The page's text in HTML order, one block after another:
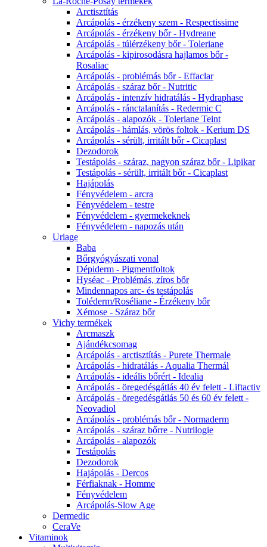
Arctisztítás
Arcápolás - érzékeny szem - Respectissime
Arcápolás - érzékeny bőr - Hydreane
Arcápolás - túlérzékeny bőr - Toleriane
Arcápolás - kipirosodásra hajlamos bőr -
Rosaliac
Arcápolás - problémás bőr - Effaclar
Arcápolás - száraz bőr - Nutritic
Arcápolás - intenzív hidratálás - Hydraphase
Arcápolás - ránctalanítás - Redermic C
Arcápolás - alapozók - Toleriane Teint
Arcápolás - hámlás, vörös foltok - Kerium DS
Arcápolás - sérült, irritált bőr - Cicaplast
Dezodorok
Testápolás - száraz, nagyon száraz bőr - Lipikar
Testápolás - sérült, irritált bőr - Cicaplast
Hajápolás
Fényvédelem - arcra
Fényvédelem - testre
Fényvédelem - gyermekeknek
Fényvédelem - napozás után
Uriage
Baba
Bőrgyógyászati vonal
Dépiderm - Pigmentfoltok
Hyséac - Problémás, zíros bőr
Mindennapos arc- és testápolás
Toléderm/Roséliane - Érzékeny bőr
Xémose - Száraz bőr
Vichy termékek
Arcmaszk
Ajándékcsomag
Arcápolás - arctisztítás - Purete Thermale
Arcápolás - hidratálás - Aqualia Thermál
Arcápolás - ideális bőrért - Idealia
Arcápolás - öregedésgátlás 40 év felett - Liftactiv
Arcápolás - öregedésgátlás 50 és 60 év felett -
Neovadiol
Arcápolás - problémás bőr - Normaderm
Arcápolás - száraz bőrre - Nutrilogie
Arcápolás - alapozók
Testápolás
Dezodorok
Hajápolás - Dercos
Férfiaknak - Homme
Fényvédelem
Arcápolás-Slow Age
Dermedic
CeraVe
Vitaminok